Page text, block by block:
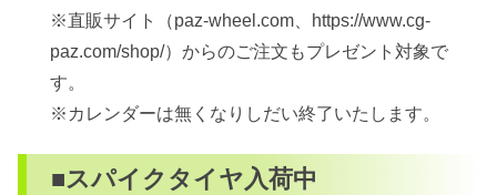
※直販サイト（paz-wheel.com、https://www.cg-
paz.com/shop/）からのご注文もプレゼント対象で
す。
※カレンダーは無くなりしだい終了いたします。
■スパイクタイヤ入荷中